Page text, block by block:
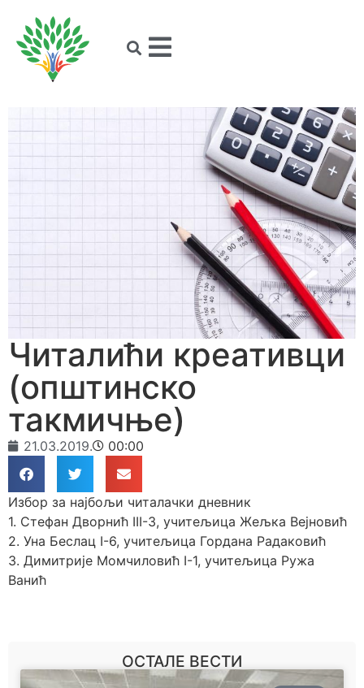
Читалићи креативци
(општинско
такмичње)
21.03.2019. 00:00
Избор за најбољи читалачки дневник
1. Стефан Дворнић III-3, учитељица Жељка Вејновић
2. Уна Беслац I-6, учитељица Гордана Радаковић
3. Димитрије Момчиловић I-1, учитељица Ружа
Ванић
ОСТАЛЕ ВЕСТИ